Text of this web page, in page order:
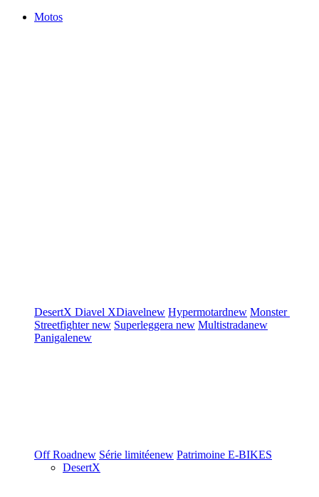
Motos
DesertX Diavel XDiavelnew Hypermotardnew Monster
Streetfighternew Superleggera new Multistradanew
Panigalenew
Off Roadnew Série limitéenew Patrimoine E-BIKES
DesertX